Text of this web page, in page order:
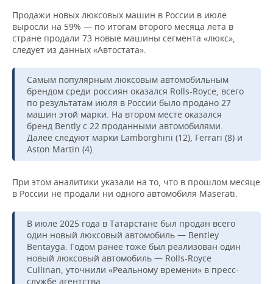
Продажи новых люксовых машин в России в июле
выросли на 59% — по итогам второго месяца лета в
стране продали 73 новые машины сегмента «люкс»,
следует из данных «Автостата».
Самым популярным люксовым автомобильным
брендом среди россиян оказался Rolls-Royce, всего
по результатам июля в России было продано 27
машин этой марки. На втором месте оказался
бренд Bently с 22 проданными автомобилями.
Далее следуют марки Lamborghini (12), Ferrari (8) и
Aston Martin (4).
При этом аналитики указали на то, что в прошлом месяце
в России не продали ни одного автомобиля Maserati.
В июле 2025 года в Татарстане был продан всего
один новый люксовый автомобиль — Bentley
Bentayga. Годом ранее тоже был реализован один
новый люксовый автомобиль — Rolls-Royce
Cullinan, уточнили «Реальному времени» в пресс-
службе агентства.